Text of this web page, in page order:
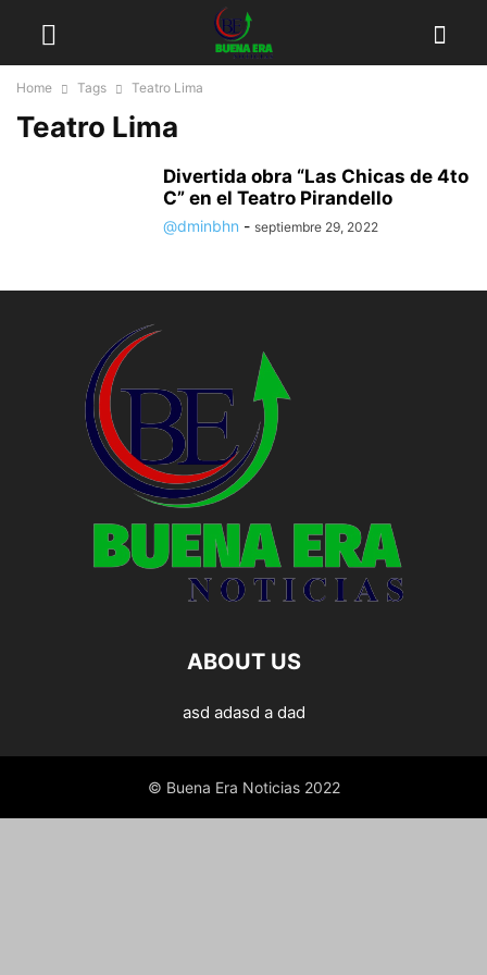
Home Tags Teatro Lima
Teatro Lima
Divertida obra “Las Chicas de 4to
C” en el Teatro Pirandello
@dminbhn - septiembre 29, 2022
ABOUT US
asd adasd a dad
© Buena Era Noticias 2022